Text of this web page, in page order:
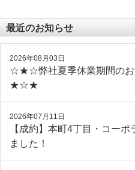
最近のお知らせ
2026年08月03日
☆★☆弊社夏季休業期間のお
★☆★
2026年07月11日
【成約】本町4丁目・コー
ました！